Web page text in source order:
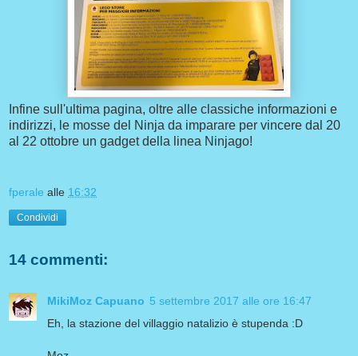
Infine sull'ultima pagina, oltre alle classiche informazioni e
indirizzi, le mosse del Ninja da imparare per vincere dal 20
al 22 ottobre un gadget della linea Ninjago!
fperale alle 16:32
Condividi
14 commenti:
MikiMoz Capuano 5 settembre 2017 alle ore 16:47
Eh, la stazione del villaggio natalizio è stupenda :D